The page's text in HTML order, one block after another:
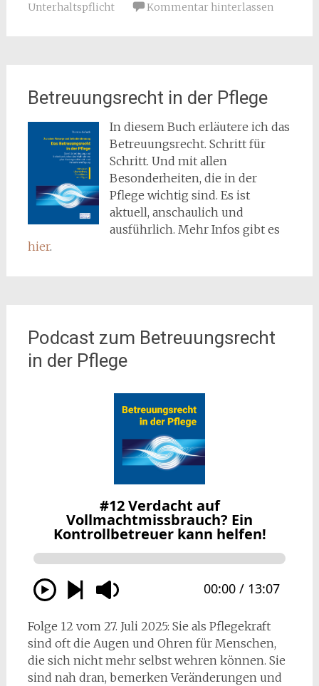
Unterhaltspflicht
Kommentar hinterlassen
Betreuungsrecht in der Pflege
In diesem Buch erläutere ich das
Betreuungsrecht. Schritt für
Schritt. Und mit allen
Besonderheiten, die in der
Pflege wichtig sind. Es ist
aktuell, anschaulich und
ausführlich. Mehr Infos gibt es
hier.
Podcast zum Betreuungsrecht
in der Pflege
Folge 12 vom 27. Juli 2025: Sie als Pflegekraft
sind oft die Augen und Ohren für Menschen,
die sich nicht mehr selbst wehren können. Sie
sind nah dran, bemerken Veränderungen und